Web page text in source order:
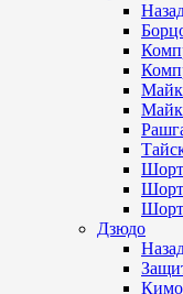
Дзюдо